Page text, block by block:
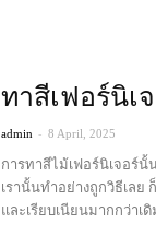
ทาสีเฟอร์นิเ
admin - 8 April, 2025
การทาสีไม้เฟอร์นิเจอร์นั้
เรานั้นทำอย่างถูกวิธีเลย
และเรียบเนียนมากกว่าเ